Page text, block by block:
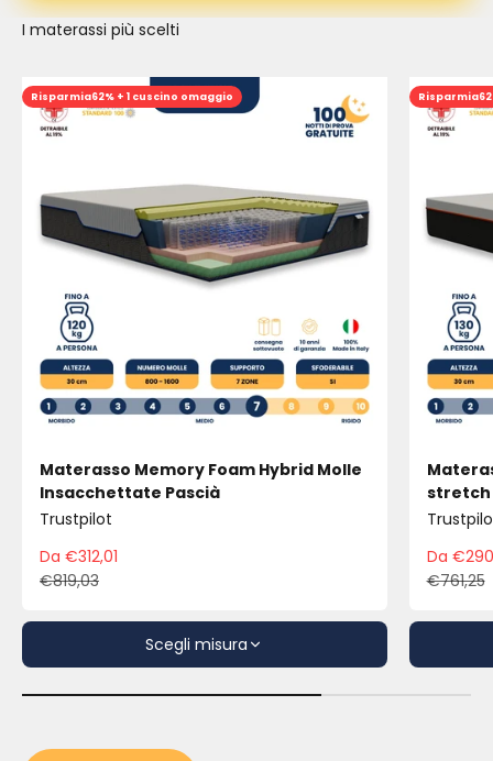
I materassi più scelti
Risparmia62% + 1 cuscino omaggio
Materasso Memory Foam Hybrid Molle
Insacchettate Pascià
Trustpilot
Prezzo scontato
Da €312,01
Prezzo
€819,03
Scegli misura
Risparmia
stretch
Da
€761,25